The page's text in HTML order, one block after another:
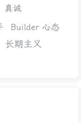
真诚
Builder 心态
长期主义